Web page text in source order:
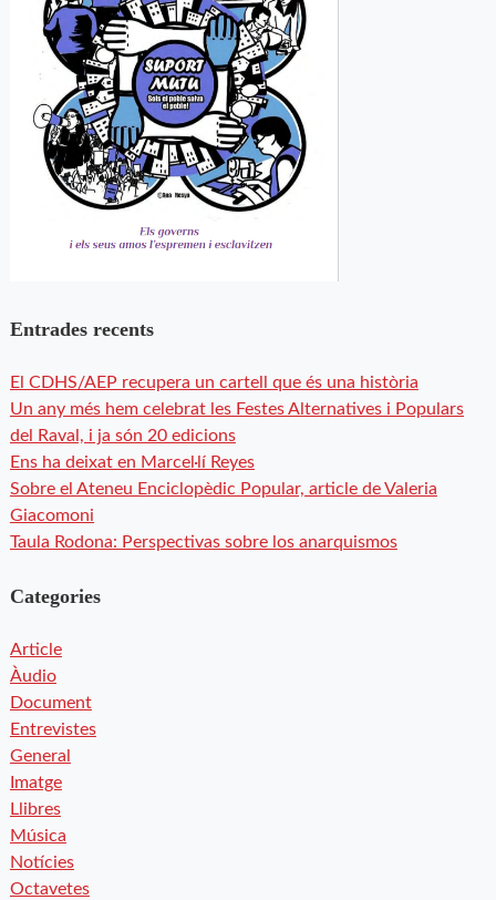
Entrades recents
El CDHS/AEP recupera un cartell que és una història
Un any més hem celebrat les Festes Alternatives i Populars
del Raval, i ja són 20 edicions
Ens ha deixat en Marcel·lí Reyes
Sobre el Ateneu Enciclopèdic Popular, article de Valeria
Giacomoni
Taula Rodona: Perspectivas sobre los anarquismos
Categories
Article
Àudio
Document
Entrevistes
General
Imatge
Llibres
Música
Notícies
Octavetes